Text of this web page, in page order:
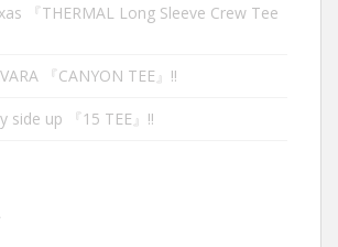
『THERMAL Long Sleeve Crew Tee
『CANYON TEE』‼︎
side up 『15 TEE』‼︎